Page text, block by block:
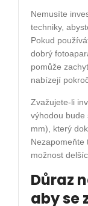
Nemusíte
techniky,
Pokud
dobrý
pomůže
nabízejí
Zvažujete-li
výhodou bude
mm), který
Nezapomeňte
možnost
Důraz
aby se